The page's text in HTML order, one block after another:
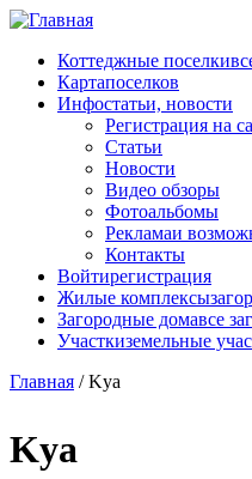
Перейти к основному
Коттеджные поселки
Картапоселков
Инфостатьи, новости
Регистрация на
Статьи
Новости
Видео обзоры
Фотоальбомы
Рекламаи
Контакты
Войтирегистрация
Жилые комплексы
Загородные домавсе
Участкиземельные
Главная /Kya
Kya